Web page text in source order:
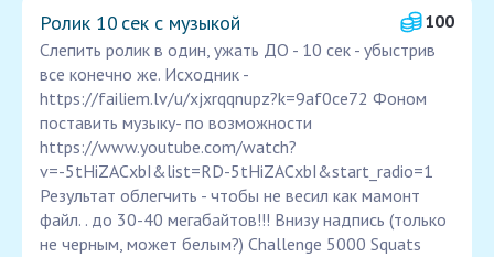
Ролик 10 сек с музыкой
100
Cлепить ролик в один, ужать ДО - 10 сек - убыстрив
все конечно же. Исходник -
https://failiem.lv/u/xjxrqqnupz?k=9af0ce72 Фоном
поставить музыку- по возможности
https://www.youtube.com/watch?
v=-5tHiZACxbI&list=RD-5tHiZACxbI&start_radio=1
Результат облегчить - чтобы не весил как мамонт
файл. . до 30-40 мегабайтов!!! Внизу надпись (только
не черным, может белым?) Challenge 5000 Squats